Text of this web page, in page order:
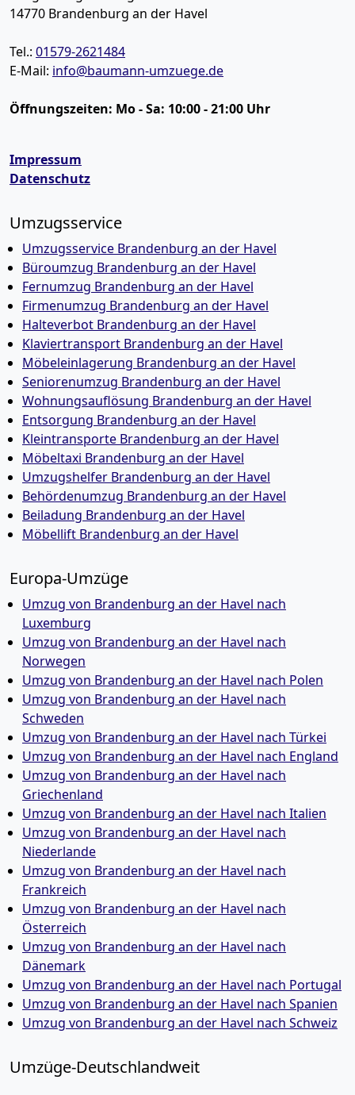
14770 Brandenburg an der Havel
Tel.: 01579-2621484
E-Mail: info@baumann-umzuege.de
Öffnungszeiten: Mo - Sa: 10:00 - 21:00 Uhr
Impressum
Datenschutz
Umzugsservice
Umzugsservice Brandenburg an der Havel
Büroumzug Brandenburg an der Havel
Fernumzug Brandenburg an der Havel
Firmenumzug Brandenburg an der Havel
Halteverbot Brandenburg an der Havel
Klaviertransport Brandenburg an der Havel
Möbeleinlagerung Brandenburg an der Havel
Seniorenumzug Brandenburg an der Havel
Wohnungsauflösung Brandenburg an der Havel
Entsorgung Brandenburg an der Havel
Kleintransporte Brandenburg an der Havel
Möbeltaxi Brandenburg an der Havel
Umzugshelfer Brandenburg an der Havel
Behördenumzug Brandenburg an der Havel
Beiladung Brandenburg an der Havel
Möbellift Brandenburg an der Havel
Europa-Umzüge
Umzug von Brandenburg an der Havel nach
Luxemburg
Umzug von Brandenburg an der Havel nach
Norwegen
Umzug von Brandenburg an der Havel nach Polen
Umzug von Brandenburg an der Havel nach
Schweden
Umzug von Brandenburg an der Havel nach Türkei
Umzug von Brandenburg an der Havel nach England
Umzug von Brandenburg an der Havel nach
Griechenland
Umzug von Brandenburg an der Havel nach Italien
Umzug von Brandenburg an der Havel nach
Niederlande
Umzug von Brandenburg an der Havel nach
Frankreich
Umzug von Brandenburg an der Havel nach
Österreich
Umzug von Brandenburg an der Havel nach
Dänemark
Umzug von Brandenburg an der Havel nach Portugal
Umzug von Brandenburg an der Havel nach Spanien
Umzug von Brandenburg an der Havel nach Schweiz
Umzüge-Deutschlandweit